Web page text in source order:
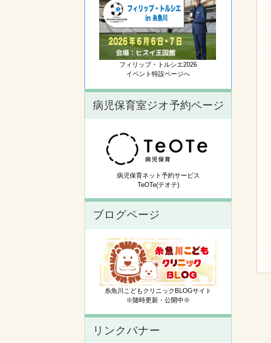
フィリップ・トルシエ2026
イベント特設ページへ
病児保育室ジオ予約ページ
病児保育ネット予約サービス
TeOTe(テオテ)
ブログページ
糸魚川こどもクリニックBLOGサイト
※随時更新・公開中※
リンクバナー